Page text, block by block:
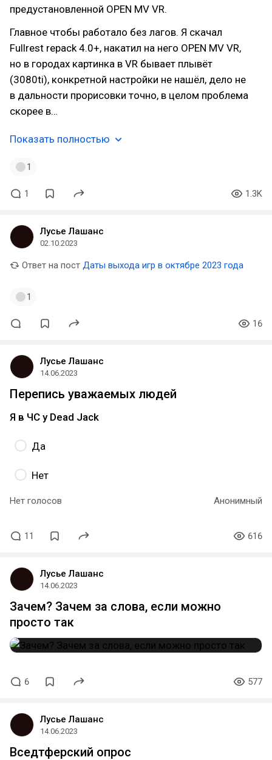
предустановленной OPEN MV VR.
Главное чтобы работало без лагов. Я скачал
Fullrest repack 4.0+, накатил на него OPEN MV VR,
но в городах картинка в VR бывает плывёт
(3080ti), конкретной настройки не нашёл, дело не
в дальности прорисовки точно, в целом проблема
скорее в…
Показать полностью
1
1 1.3K
Лусье Лашанс
02.10.2023
Ответ на пост Даты выхода игр в октябре 2023 года
1
16
Лусье Лашанс
14.06.2023
Перепись уважаемых людей
Я в ЧС у Dead Jack
Да
Нет
Нет голосов Анонимный
11 616
Лусье Лашанс
14.06.2023
Зачем? Зачем за слова, если можно
просто так
6 577
Лусье Лашанс
14.06.2023
Вседтферский опрос